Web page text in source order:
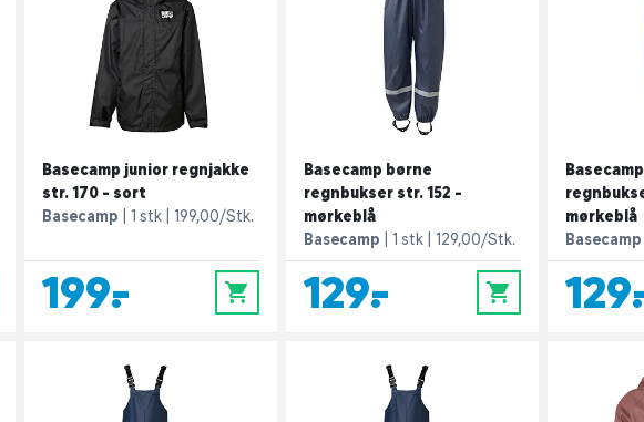
Basecamp junior regnjakke
str. 170 - sort
Basecamp
1 stk 199,00/Stk.
199,- 0
Basecamp børne
regnbukser str. 152 -
mørkeblå
Basecamp
1 stk 129,00/Stk.
129,- 0
mørkeblå
Basecamp